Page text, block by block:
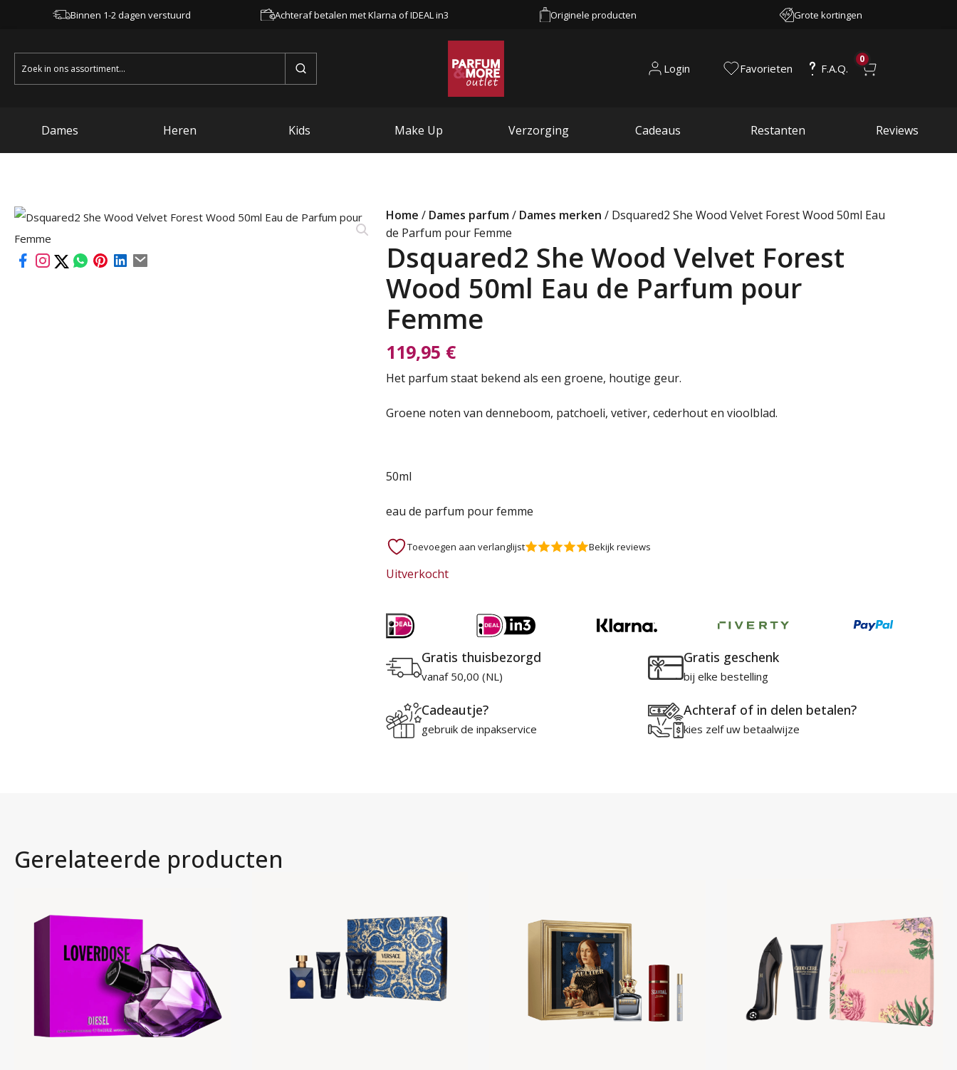
Binnen 1-2 dagen verstuurd Achteraf betalen met Klarna of IDEAL in3 Originele producten Grote kortingen
Zoeken
naar:
Login Favorieten F.A.Q.
0
Dames Heren Kids Make Up Verzorging Cadeaus Restanten Reviews
Home / Dames parfum/ Dames merken / Dsquared2 She Wood Velvet Forest Wood 50ml Eau
de Parfum pour Femme
Dsquared2 She Wood Velvet Forest
Wood 50ml Eau de Parfum pour
Femme
119,95 €
Het parfum staat bekend als een groene, houtige geur.
Groene noten van denneboom, patchoeli, vetiver, cederhout en vioolblad.
50ml
eau de parfum pour femme
Toevoegen aan verlanglijst Bekijk reviews
Uitverkocht
Gratis thuisbezorgd
vanaf 50,00 (NL)
Gratis geschenk
bij elke bestelling
Cadeautje?
gebruik de inpakservice
Achteraf of in delen betalen?
kies zelf uw betaalwijze
Gerelateerde producten